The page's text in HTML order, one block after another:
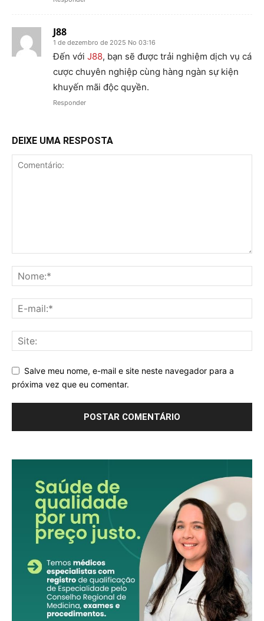
J88
1 de dezembro de 2025 No 03:16
Đến với J88, bạn sẽ được trải nghiệm dịch vụ cá
cược chuyên nghiệp cùng hàng ngàn sự kiện
khuyến mãi độc quyền.
Responder
DEIXE UMA RESPOSTA
Salve meu nome, e-mail e site neste navegador para a
próxima vez que eu comentar.